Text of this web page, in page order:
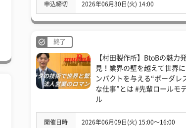
申込締切 2026年06月30日(火) 14:00
終了
【村田製作所】BtoBの魅力
見！業界の壁を越えて世界に
ンパクトを与える“ボーダレ
な仕事”とは #先輩ロールモ
ル
開催日時 2026年06月09日(火) 15:00〜16:00